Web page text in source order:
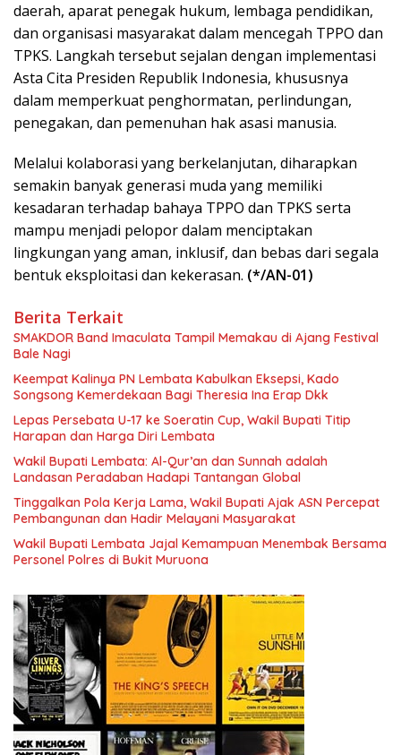
daerah, aparat penegak hukum, lembaga pendidikan,
dan organisasi masyarakat dalam mencegah TPPO dan
TPKS. Langkah tersebut sejalan dengan implementasi
Asta Cita Presiden Republik Indonesia, khususnya
dalam memperkuat penghormatan, perlindungan,
penegakan, dan pemenuhan hak asasi manusia.
Melalui kolaborasi yang berkelanjutan, diharapkan
semakin banyak generasi muda yang memiliki
kesadaran terhadap bahaya TPPO dan TPKS serta
mampu menjadi pelopor dalam menciptakan
lingkungan yang aman, inklusif, dan bebas dari segala
bentuk eksploitasi dan kekerasan. (*/AN-01)
Berita Terkait
SMAKDOR Band Imaculata Tampil Memakau di Ajang Festival
Bale Nagi
Keempat Kalinya PN Lembata Kabulkan Eksepsi, Kado
Songsong Kemerdekaan Bagi Theresia Ina Erap Dkk
Lepas Persebata U-17 ke Soeratin Cup, Wakil Bupati Titip
Harapan dan Harga Diri Lembata
Wakil Bupati Lembata: Al-Qur’an dan Sunnah adalah
Landasan Peradaban Hadapi Tantangan Global
Tinggalkan Pola Kerja Lama, Wakil Bupati Ajak ASN Percepat
Pembangunan dan Hadir Melayani Masyarakat
Wakil Bupati Lembata Jajal Kemampuan Menembak Bersama
Personel Polres di Bukit Muruona